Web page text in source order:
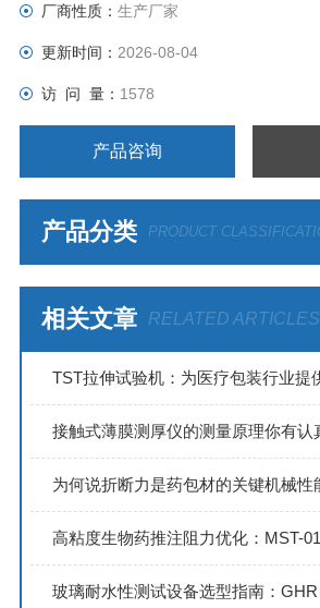
厂商性质： 生产厂家
更新时间： 2026-08-04
访 问 量： 1578
产品咨询
产品分类 PRODUCT
相关文章 RELATED ARTICLES
接触式薄膜测厚仪的测量原理你有认
为何说折断力是药包材的关键机械性